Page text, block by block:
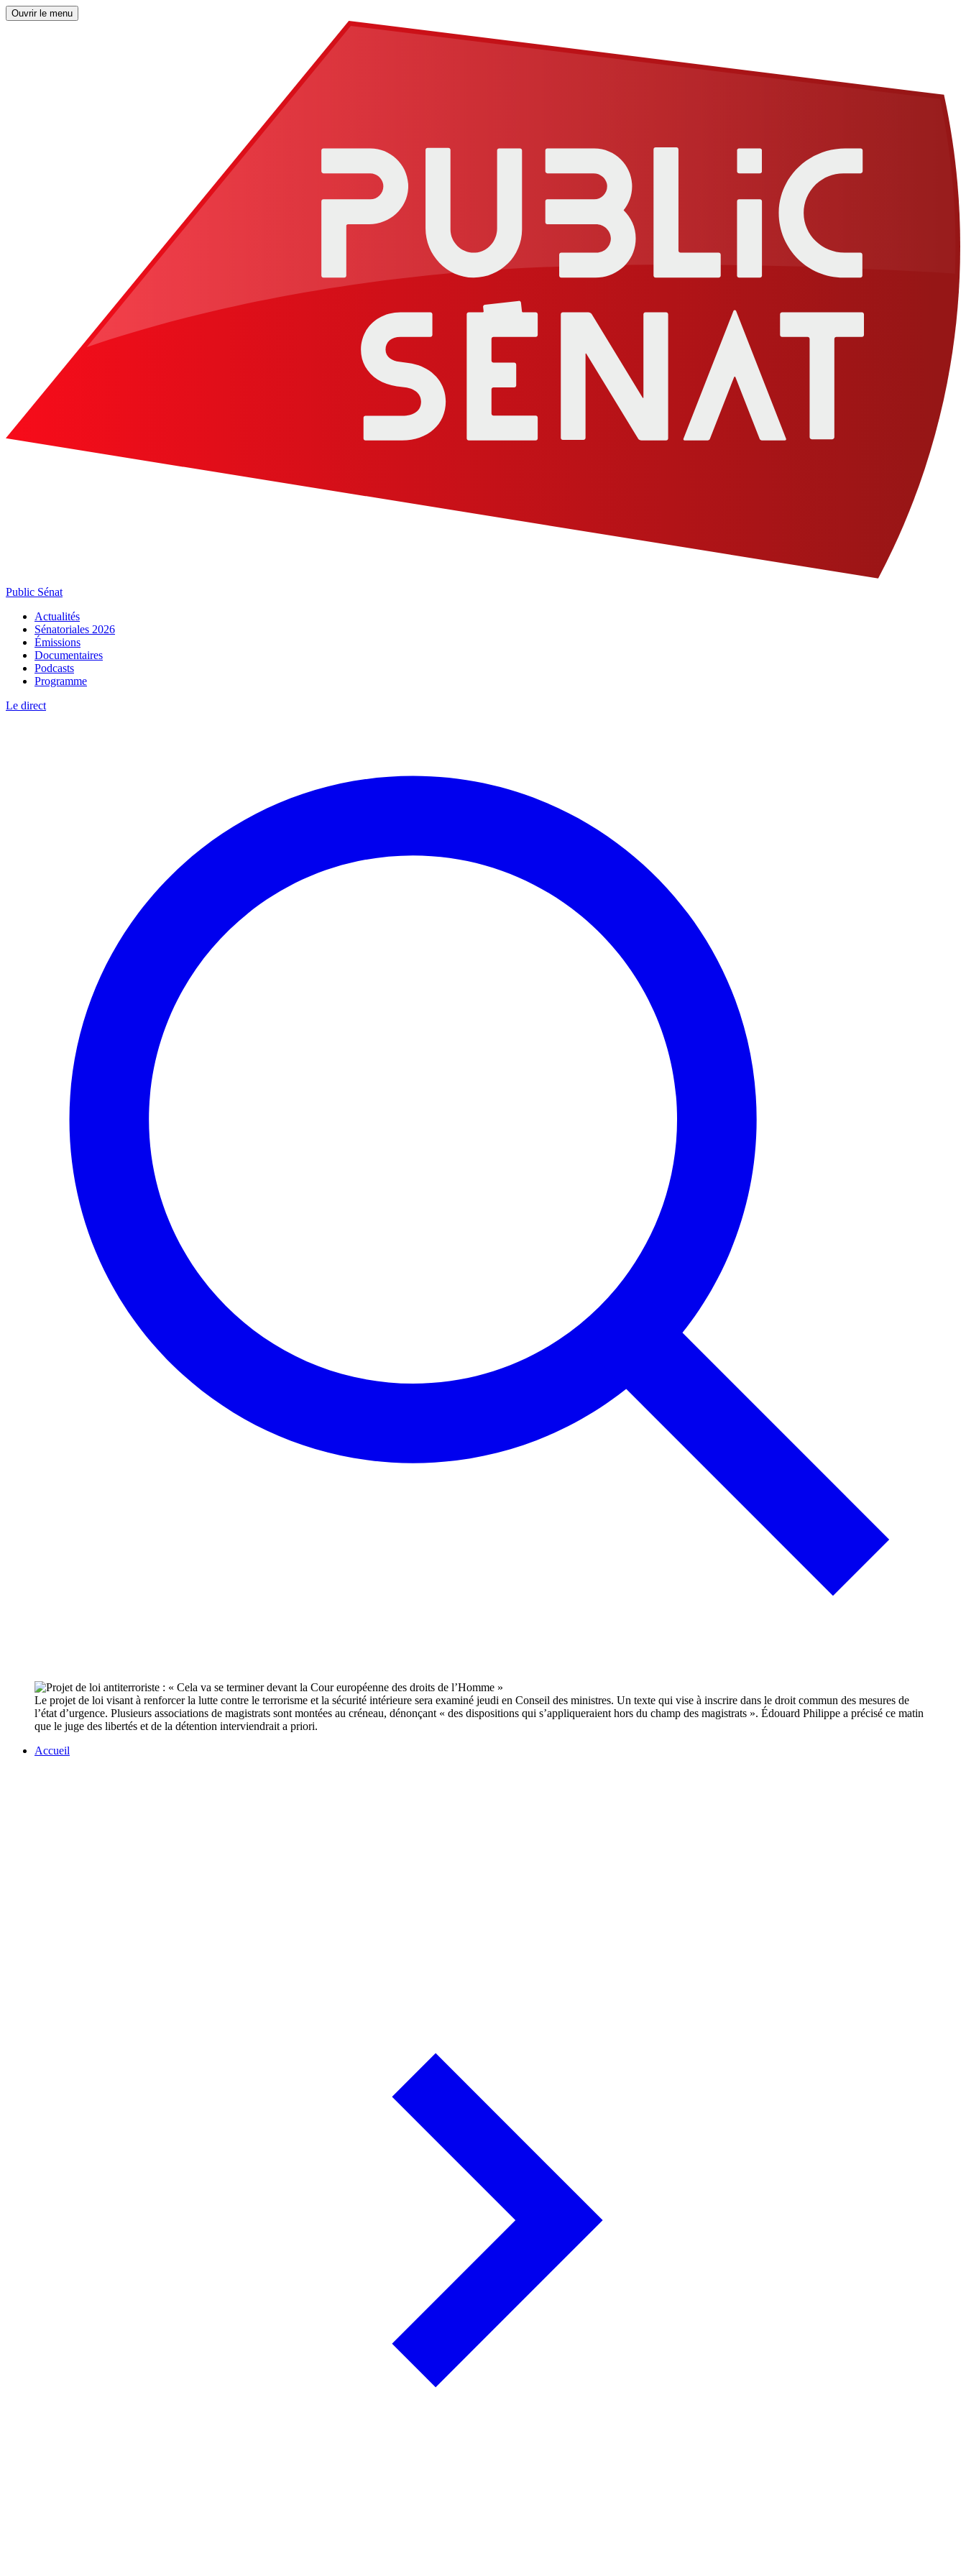
Ouvrir le menu
Public Sénat
Actualités
Sénatoriales 2026
Émissions
Documentaires
Podcasts
Programme
Le direct
Le projet de loi visant à renforcer la lutte contre le terrorisme et la sécurité intérieure sera examiné jeudi en Conseil des ministres. Un texte qui vise à inscrire dans le droit commun des mesures de
l’état d’urgence. Plusieurs associations de magistrats sont montées au créneau, dénonçant « des dispositions qui s’appliqueraient hors du champ des magistrats ». Édouard Philippe a précisé ce matin
que le juge des libertés et de la détention interviendrait a priori.
Accueil